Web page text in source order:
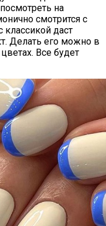
на
смотрится с
классикой даст
Делать его можно в
Все будет